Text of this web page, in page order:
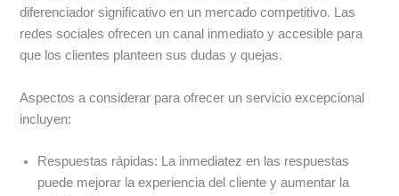
diferenciador significativo en un mercado competitivo. Las
redes sociales ofrecen un canal inmediato y accesible para
que los clientes planteen sus dudas y quejas.
Aspectos a considerar para ofrecer un servicio excepcional
incluyen:
Respuestas rápidas: La inmediatez en las respuestas
puede mejorar la experiencia del cliente y aumentar la